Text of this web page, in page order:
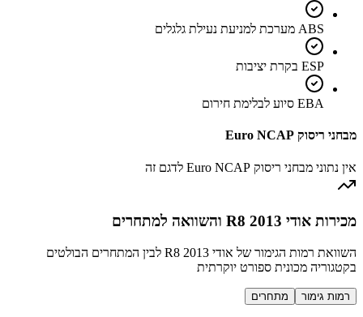
ABS מערכת למניעת נעילת גלגלים
ESP בקרת יציבות
EBA סיוע לבלימת חירום
מבחני ריסוק Euro NCAP
אין נתוני מבחני ריסוק Euro NCAP לדגם זה
מכירות אודי R8 2013 והשוואה למתחרים
השוואת רמות הגימור של אודי R8 2013 לבין המתחרים הבולטים
בקטגוריה מכונית ספורט יוקרתית
רמות גימור מתחרים